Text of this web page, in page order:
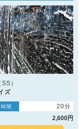
）
ズ
間
20分
2,600円